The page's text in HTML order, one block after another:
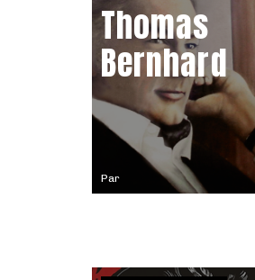
Par
Thomas
Bernhard